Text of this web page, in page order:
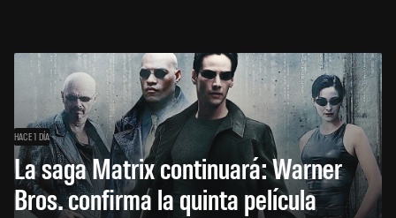
HACE 1 DÍA
La saga Matrix continuará: Warner
Bros. confirma la quinta película